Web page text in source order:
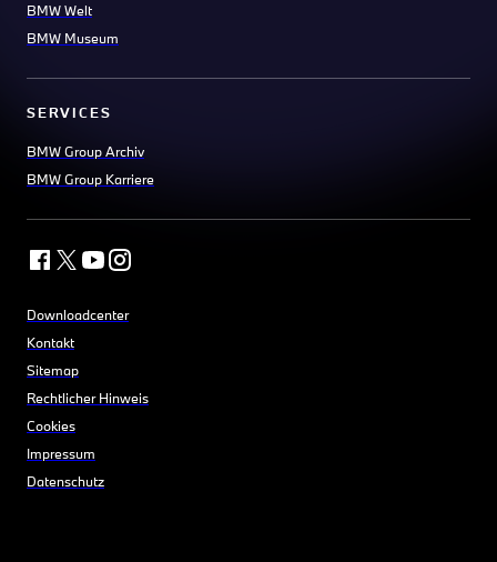
BMW Welt
BMW Museum
SERVICES
BMW Group Archiv
BMW Group Karriere
Downloadcenter
Kontakt
Sitemap
Rechtlicher Hinweis
Cookies
Impressum
Datenschutz